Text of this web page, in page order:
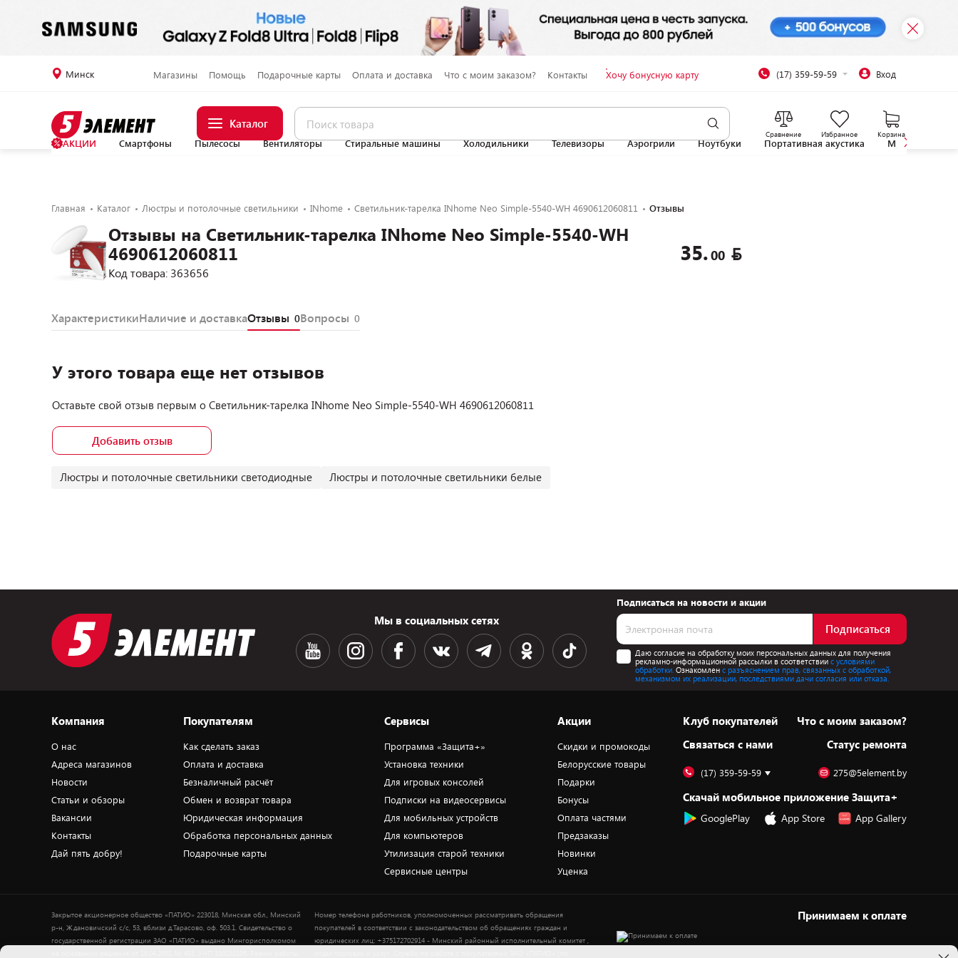
Минск Магазины Помощь Подарочные карты Оплата и доставка Что с моим заказом? Контакты Хочу бонусную карту (17) 359-59-59 Вход
Каталог
Сравнение Избранное Корзина
АКЦИИ Смартфоны Пылесосы Вентиляторы Стиральные машины Холодильники Телевизоры Аэрогрили Ноутбуки Портативная акустика
Главная Каталог Люстры и потолочные светильники INhome Светильник-тарелка INhome Neo Simple-5540-WH 4690612060811 Отзывы
Отзывы на Светильник-тарелка INhome Neo Simple-5540-WH
4690612060811
Код товара: 363656
35.00
ХарактеристикиНаличие и доставкаОтзывы 0Вопросы 0
У этого товара еще нет отзывов
Оставьте свой отзыв первым о Светильник-тарелка INhome Neo Simple-5540-WH 4690612060811
Добавить отзыв
Люстры и потолочные светильники светодиодные Люстры и потолочные светильники белые
Мы в социальных сетях
Подписаться на новости и акции
Подписаться
Даю согласие на обработку моих персональных данных для получения
рекламно-информационной рассылки в соответствиис условиями
обработки. Ознакомлен с разъяснением прав, связанных с обработкой,
механизмом их реализации, последствиями дачи согласия или отказа.
Компания
О нас
Адреса магазинов
Новости
Статьи и обзоры
Вакансии
Контакты
Дай пять добру!
Покупателям
Как сделать заказ
Оплата и доставка
Безналичный расчёт
Обмен и возврат товара
Юридическая информация
Обработка персональных данных
Подарочные карты
Сервисы
Программа «Защита+»
Установка техники
Для игровых консолей
Подписки на видеосервисы
Для мобильных устройств
Для компьютеров
Утилизация старой техники
Сервисные центры
Акции
Скидки и промокоды
Белорусские товары
Подарки
Бонусы
Оплата частями
Предзаказы
Новинки
Уценка
Клуб покупателей
Cвязаться с нами
Что с моим заказом?
Статус ремонта
(17) 359-59-59 275@5element.by
Скачай мобильное приложение Защита+
GooglePlay App Store App Gallery
Закрытое акционерное общество «ПАТИО» 223018, Минская обл., Минский
р-н, Ждановичский с/с, 53, вблизи д.Тарасово, оф. 503.1. Свидетельство о
государственной регистрации ЗАО «ПАТИО» выдано Мингорисполкомом
Номер телефона работников, уполномоченных рассматривать обращения
покупателей в соответствии с законодательством об обращениях граждан и
юридических лиц: +375172702914 - Минский районный исполнительный комитет ,
Принимаем к оплате